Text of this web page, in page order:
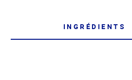
INGRÉDIENTS